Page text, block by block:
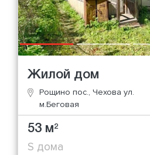
Жилой дом
Рощино пос., Чехова ул.
м.Беговая
53 м2
S дома